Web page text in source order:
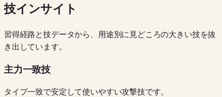
技インサイト
習得経路と技データから、用途別に見どころの大きい技を抜
き出しています。
主力一致技
タイプ一致で安定して使いやすい攻撃技です。